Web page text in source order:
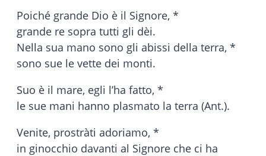
Poiché grande Dio è il Signore, *
grande re sopra tutti gli dèi.
Nella sua mano sono gli abissi della terra, *
sono sue le vette dei monti.
Suo è il mare, egli l’ha fatto, *
le sue mani hanno plasmato la terra (Ant.).
Venite, prostràti adoriamo, *
in ginocchio davanti al Signore che ci ha